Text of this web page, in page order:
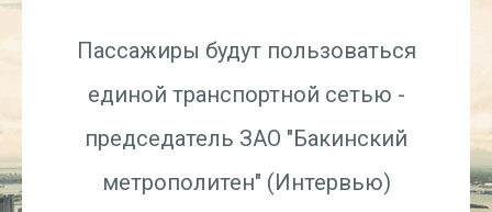
Экономика
Событие
Пассажиры будут пользоваться
единой транспортной сетью -
председатель ЗАО "Бакинский
метрополитен" (Интервью)